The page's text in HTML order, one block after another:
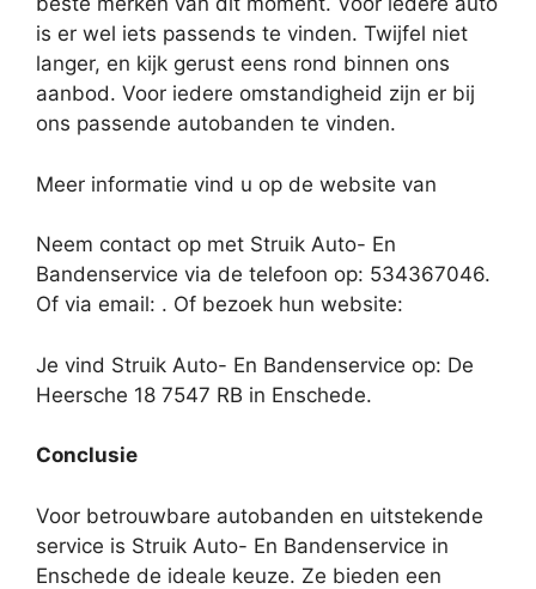
is er wel iets passends te vinden. Twijfel niet
langer, en kijk gerust eens rond binnen ons
aanbod. Voor iedere omstandigheid zijn er bij
ons passende autobanden te vinden.
Meer informatie vind u op de website van
Neem contact op met Struik Auto- En
Bandenservice via de telefoon op: 534367046.
Of via email: . Of bezoek hun website:
Je vind Struik Auto- En Bandenservice op: De
Heersche 18 7547 RB in Enschede.
Conclusie
Voor betrouwbare autobanden en uitstekende
service is Struik Auto- En Bandenservice in
Enschede de ideale keuze. Ze bieden een